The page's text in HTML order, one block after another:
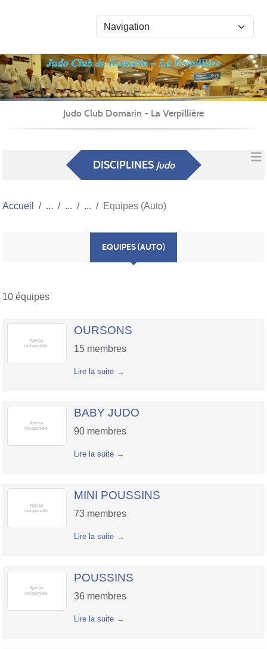
Judo Club Domarin - La Verpillière
DISCIPLINES Judo
Accueil Equipes (Auto)
EQUIPES (AUTO)
10 équipes
OURSONS
15 membres
Lire la suite
BABY JUDO
90 membres
Lire la suite
MINI POUSSINS
73 membres
Lire la suite
POUSSINS
36 membres
Lire la suite